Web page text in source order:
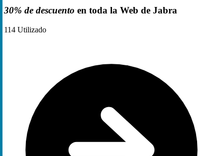
30% de descuento en toda la Web de Jabra
114 Utilizado